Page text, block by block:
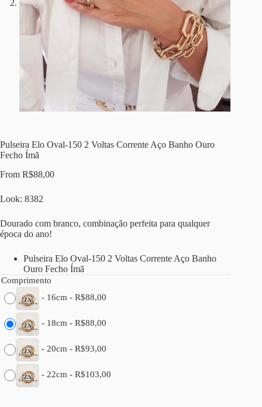
Pulseira Elo Oval-150 2 Voltas Corrente Aço Banho Ouro
Fecho Ímã
From R$88,00
Look: 8382
Dourado com branco, combinação perfeita para qualquer
época do ano!
Pulseira Elo Oval-150 2 Voltas Corrente Aço Banho
Ouro Fecho Ímã
Comprimento
- 16cm - R$88,00
- 18cm - R$88,00
- 20cm - R$93,00
- 22cm - R$103,00